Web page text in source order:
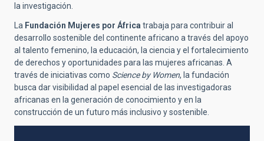
la investigación.
La Fundación Mujeres por África trabaja para contribuir al
desarrollo sostenible del continente africano a través del apoyo
al talento femenino, la educación, la ciencia y el fortalecimiento
de derechos y oportunidades para las mujeres africanas. A
través de iniciativas como Science by Women, la fundación
busca dar visibilidad al papel esencial de las investigadoras
africanas en la generación de conocimiento y en la
construcción de un futuro más inclusivo y sostenible.